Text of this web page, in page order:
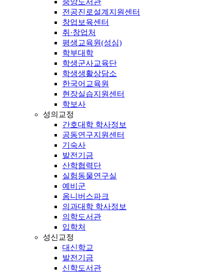
중앙도서관
전공진로설계지원센터
창업보육센터
취·창업처
평생교육원(성심)
학부대학
학생군사교육단
학생생활상담소
한국어교육원
현장실습지원센터
학보사
성의교정
간호대학 학사정보
공동연구지원센터
기숙사
발전기금
산학협력단
실험동물연구실
예비군
옴니버스파크
의과대학 학사정보
의학도서관
입학처
성신교정
대신학교
발전기금
신학도서관